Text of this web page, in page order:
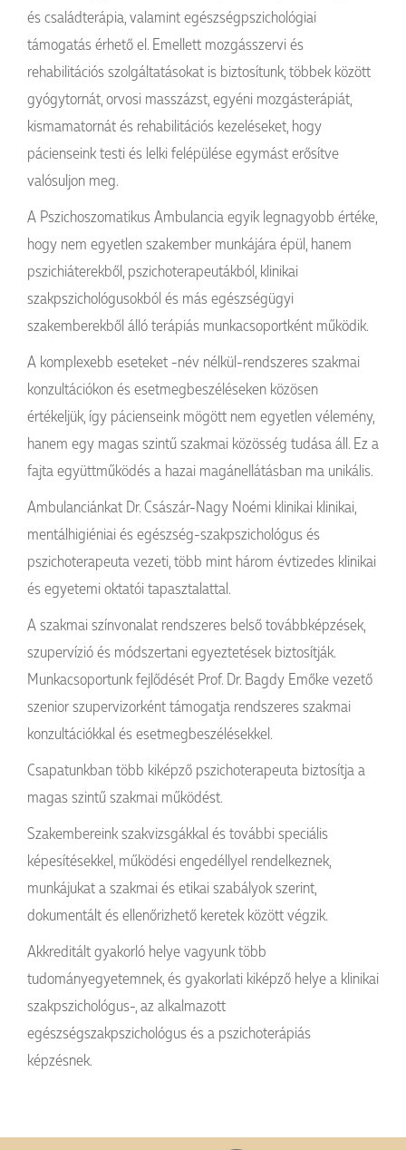
és családterápia, valamint egészségpszichológiai
támogatás érhető el. Emellett mozgásszervi és
rehabilitációs szolgáltatásokat is biztosítunk, többek között
gyógytornát, orvosi masszázst, egyéni mozgásterápiát,
kismamatornát és rehabilitációs kezeléseket, hogy
pácienseink testi és lelki felépülése egymást erősítve
valósuljon meg.
A Pszichoszomatikus Ambulancia egyik legnagyobb értéke,
hogy nem egyetlen szakember munkájára épül, hanem
pszichiáterekből, pszichoterapeutákból, klinikai
szakpszichológusokból és más egészségügyi
szakemberekből álló terápiás munkacsoportként működik.
A komplexebb eseteket -név nélkül-rendszeres szakmai
konzultációkon és esetmegbeszéléseken közösen
értékeljük, így pácienseink mögött nem egyetlen vélemény,
hanem egy magas szintű szakmai közösség tudása áll. Ez a
fajta együttműködés a hazai magánellátásban ma unikális.
Ambulanciánkat Dr. Császár-Nagy Noémi klinikai klinikai,
mentálhigiéniai és egészség-szakpszichológus és
pszichoterapeuta vezeti, több mint három évtizedes klinikai
és egyetemi oktatói tapasztalattal.
A szakmai színvonalat rendszeres belső továbbképzések,
szupervízió és módszertani egyeztetések biztosítják.
Munkacsoportunk fejlődését Prof. Dr. Bagdy Emőke vezető
szenior szupervizorként támogatja rendszeres szakmai
konzultációkkal és esetmegbeszélésekkel.
Csapatunkban több kiképző pszichoterapeuta biztosítja a
magas szintű szakmai működést.
Szakembereink szakvizsgákkal és további speciális
képesítésekkel, működési engedéllyel rendelkeznek,
munkájukat a szakmai és etikai szabályok szerint,
dokumentált és ellenőrizhető keretek között végzik.
Akkreditált gyakorló helye vagyunk több
tudományegyetemnek, és gyakorlati kiképző helye a klinikai
szakpszichológus-, az alkalmazott
egészségszakpszichológus és a pszichoterápiás
képzésnek.